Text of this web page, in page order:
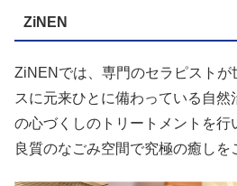
ZiNEN
ZiNENでは、専門のセラピストが
スに元来ひとに備わっている自
の心づくしのトリートメントを行
良質のなごみ空間で究極の癒しを